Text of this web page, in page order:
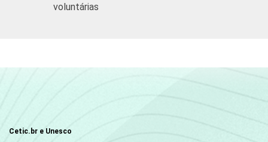
voluntárias
Cetic.br e Unesco